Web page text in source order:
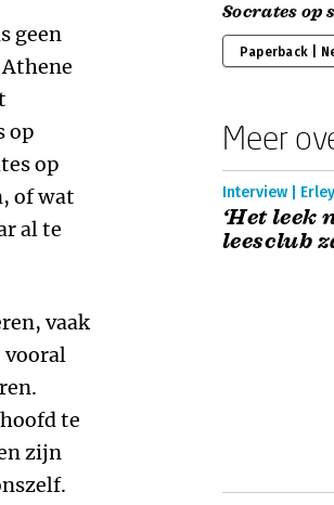
geen
op
op
of wat
al te
vaak
vooral
te
zijn
Socrates op
Paperback |
Meer
Interview |
‘Het leek
leesclub